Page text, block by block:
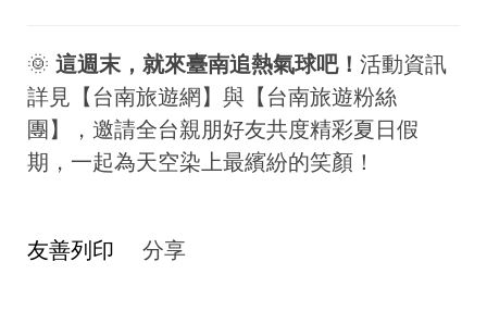
🌞 這週末，就來臺南追熱氣球吧！ 活動資訊
詳見【台南旅遊網】與【台南旅遊粉絲
團】，邀請全台親朋好友共度精彩夏日假
期，一起為天空染上最繽紛的笑顏！
友善列印 分享